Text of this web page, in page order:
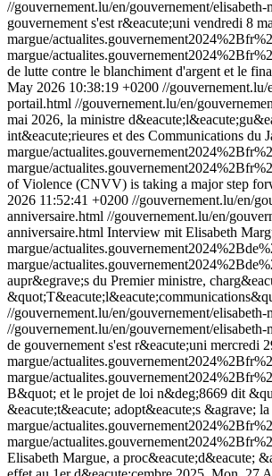
//gouvernement.lu/en/gouvernement/
gouvernement s'est r&eacute;uni vendredi 8
margue/
margue/
de lutte contre le blanchiment d'argent et le
May 2026 10:38:19 +0200 //
portail.html //gouvernement.lu/en/
mai 2026, la ministre
int&eacute;rieures et des Communications du
margue/
margue/
of Violence (CNVV) is taking a major step
2026 11:52:41 +0200 //gouvernement.lu/en/
anniversaire.html //gouvernement.lu/en/
anniversaire.html Interview mit Elisabeth
margue/
margue/
aupr&egrave;s du Premier ministre,
//gouvernement.lu/en/gouvernement/
//gouvernement.lu/en/gouvernement/
de gouvernement s'est r&eacute;uni mercredi
margue/
margue/
B&quot; et le projet de loi n&deg;8669 dit
&eacute;t&eacute; adopt&eacute;s &agrave;
margue/
margue/
Elisabeth Margue, a proc&eacute;d&eacute;